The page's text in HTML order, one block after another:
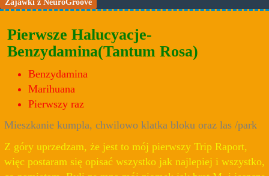
Zajawki z NeuroGroove
Pierwsze Halucyacje-
Benzydamina(Tantum Rosa)
Benzydamina
Marihuana
Pierwszy raz
Mieszkanie kumpla, chwilowo klatka bloku oraz las /park
Z góry uprzedzam, że jest to mój pierwszy Trip Raport,
więc postaram się opisać wszystko jak najlepiej i wszystko,